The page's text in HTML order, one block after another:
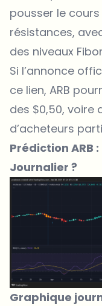
pousser le
résistances,
des niveaux
Si l’annonce
ce lien, ARB
des $0,50, voire
d’acheteurs
Prédiction ARB
Journalier ?
Graphique